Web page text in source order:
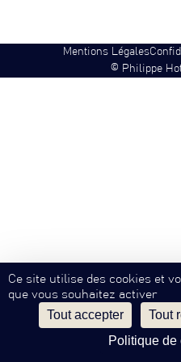
© Philippe
Mentions Légales
Ce site utilise des cookies et
que vous souhaitez activer
Tout accepter Tout
Politique de